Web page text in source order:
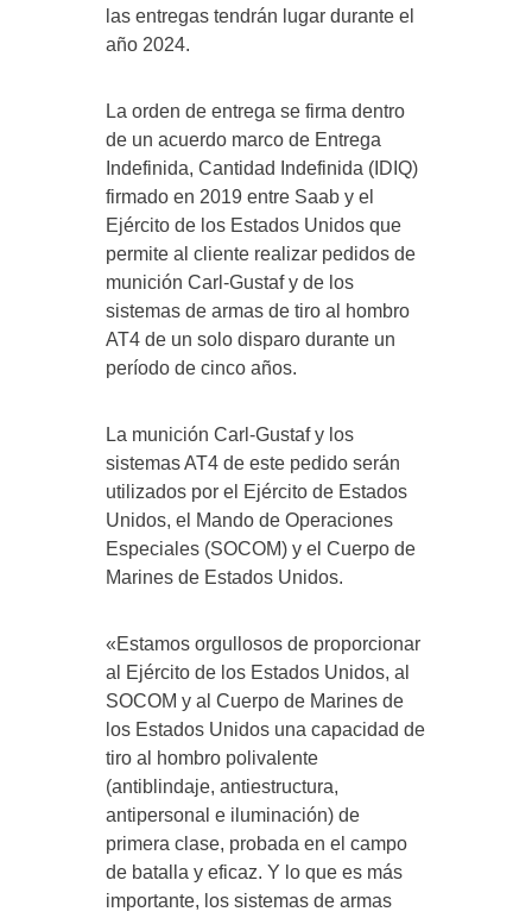
las entregas tendrán lugar durante el
año 2024.
La orden de entrega se firma dentro
de un acuerdo marco de Entrega
Indefinida, Cantidad Indefinida (IDIQ)
firmado en 2019 entre Saab y el
Ejército de los Estados Unidos que
permite al cliente realizar pedidos de
munición Carl-Gustaf y de los
sistemas de armas de tiro al hombro
AT4 de un solo disparo durante un
período de cinco años.
La munición Carl-Gustaf y los
sistemas AT4 de este pedido serán
utilizados por el Ejército de Estados
Unidos, el Mando de Operaciones
Especiales (SOCOM) y el Cuerpo de
Marines de Estados Unidos.
«Estamos orgullosos de proporcionar
al Ejército de los Estados Unidos, al
SOCOM y al Cuerpo de Marines de
los Estados Unidos una capacidad de
tiro al hombro polivalente
(antiblindaje, antiestructura,
antipersonal e iluminación) de
primera clase, probada en el campo
de batalla y eficaz. Y lo que es más
importante, los sistemas de armas